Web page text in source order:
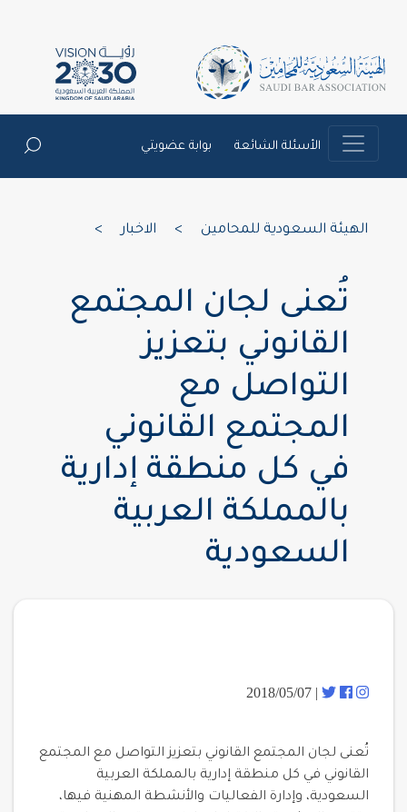
الأسئلة الشائعة بوابة عضويتي
الهيئة السعودية للمحامين الاخبار
تُعنى لجان المجتمع
القانوني بتعزيز
التواصل مع
المجتمع القانوني
في كل منطقة إدارية
بالمملكة العربية
السعودية
| 2018/05/07
تُعنى لجان المجتمع القانوني بتعزيز التواصل مع المجتمع
القانوني في كل منطقة إدارية بالمملكة العربية
السعودية، وإدارة الفعاليات والأنشطة المهنية فيها،